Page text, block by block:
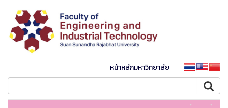
หน้าหลักมหาวิทยาลัย